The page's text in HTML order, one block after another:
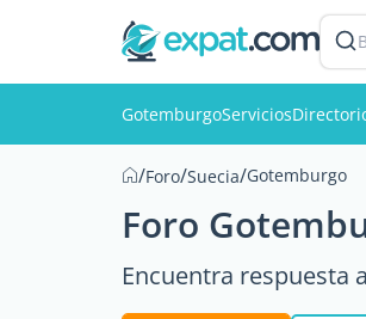
GotemburgoServicios
/Foro/Suecia/Gotemburgo
Foro
Encuentra respuesta